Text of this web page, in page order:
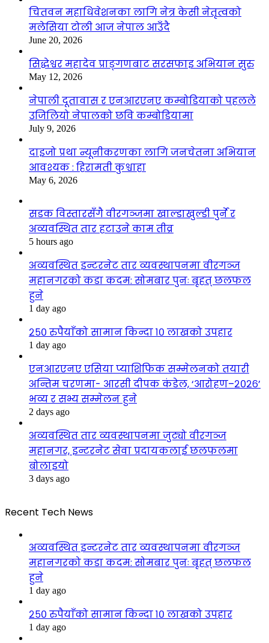
चितवन महाधिवेशनका लागि नेत्र केसी नेतृत्वको
मलेसिया टोली आज नेपाल आउँदै
June 20, 2026
सिद्धेश्वर महादेव प्राङ्गणबाट सरसफाइ अभियान सुरु
May 12, 2026
नेपाली दूतावास र एनआरएनए कम्बोडियाको पहलले
उजिलियो नेपालको छवि कम्बोडियामा
July 9, 2026
दाइजो प्रथा न्यूनीकरणका लागि जनचेतना अभियान
आवश्यक : हिरामती कुश्वाहा
May 6, 2026
सडक विस्तारसँगै वीरगञ्जमा खाल्डाखुल्डी पुर्ने र
अव्यवस्थित तार हटाउने काम तीव्र
5 hours ago
अव्यवस्थित इन्टरनेट तार व्यवस्थापनमा वीरगञ्ज
महानगरको कडा कदम: सोमबार पुनः बृहत् छलफल
हुने
1 day ago
२५० रुपैयाँको सामान किन्दा १० लाखको उपहार
1 day ago
एनआरएनए एसिया प्याशिफिक सम्मेलनको तयारी
अन्तिम चरणमा- आरसी दीपक कंडेल, ‘आरोहण–२०२६’
भव्य र सभ्य सम्मेलन हुने
2 days ago
अव्यवस्थित तार व्यवस्थापनमा जुट्यो वीरगञ्ज
महानगर, इन्टरनेट सेवा प्रदायकलाई छलफलमा
बोलाइयो
3 days ago
Recent Tech News
अव्यवस्थित इन्टरनेट तार व्यवस्थापनमा वीरगञ्ज
महानगरको कडा कदम: सोमबार पुनः बृहत् छलफल
हुने
1 day ago
२५० रुपैयाँको सामान किन्दा १० लाखको उपहार
1 day ago